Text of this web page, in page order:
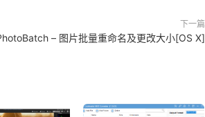
下一篇
– 图片批量重命名及更改大小[OS X]